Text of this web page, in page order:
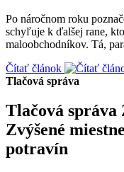
Po náročnom roku
schyľuje k ďalšej rane,
maloobchodníkov. Tá,
Čítať článok
Tlačová správa
Tlačová správa
Zvýšené
potravín